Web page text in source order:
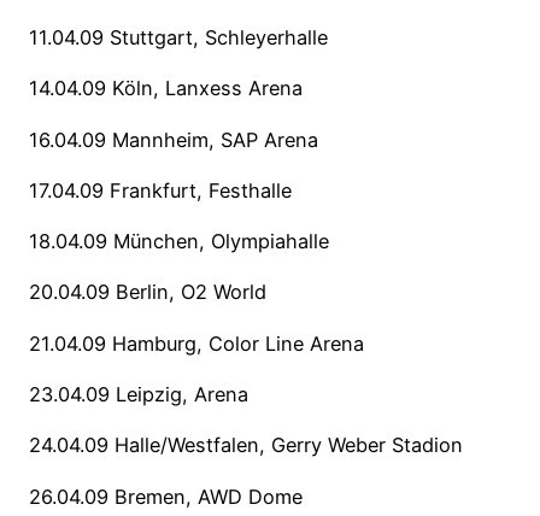
11.04.09 Stuttgart, Schleyerhalle
14.04.09 Köln, Lanxess Arena
16.04.09 Mannheim, SAP Arena
17.04.09 Frankfurt, Festhalle
18.04.09 München, Olympiahalle
20.04.09 Berlin, O2 World
21.04.09 Hamburg, Color Line Arena
23.04.09 Leipzig, Arena
24.04.09 Halle/Westfalen, Gerry Weber Stadion
26.04.09 Bremen, AWD Dome